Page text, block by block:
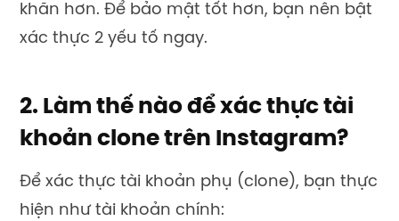
khăn hơn. Để bảo mật tốt hơn, bạn nên bật
xác thực 2 yếu tố ngay.
2. Làm thế nào để xác thực tài
khoản clone trên Instagram?
Để xác thực tài khoản phụ (clone), bạn thực
hiện như tài khoản chính: